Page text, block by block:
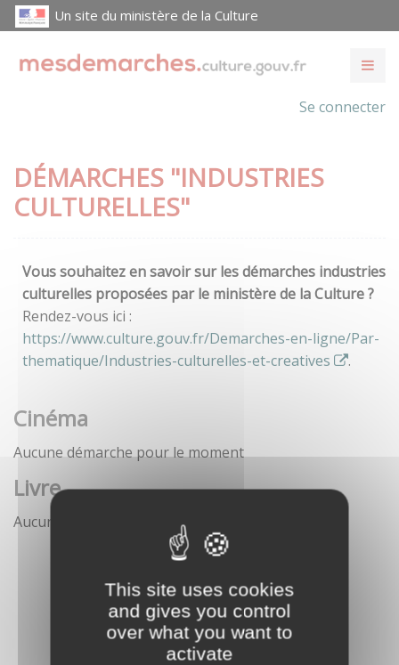
This site uses cookies
and gives you control
over what you want to
activate
Un site du ministère de la Culture
Se connecter
DÉMARCHES "INDUSTRIES
CULTURELLES"
Vous souhaitez en savoir sur les démarches industries
culturelles proposées par le ministère de la Culture ?
Rendez-vous ici :
https://www.culture.gouv.fr/Demarches-en-ligne/Par-
thematique/Industries-culturelles-et-creatives
.
Cinéma
Aucune démarche pour le moment
Livre
Aucune démarche pour le moment